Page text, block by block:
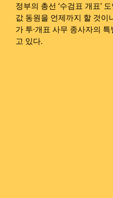
정부의 총선 ‘수검표 개표’
값 동원을 언제까지 할 것이
가 투·개표 사무 종사자의
고 있다.